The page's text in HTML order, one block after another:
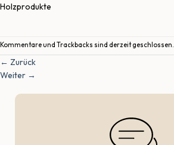
Holzprodukte
Kommentare und Trackbacks sind derzeit geschlossen.
← Zurück
Weiter →